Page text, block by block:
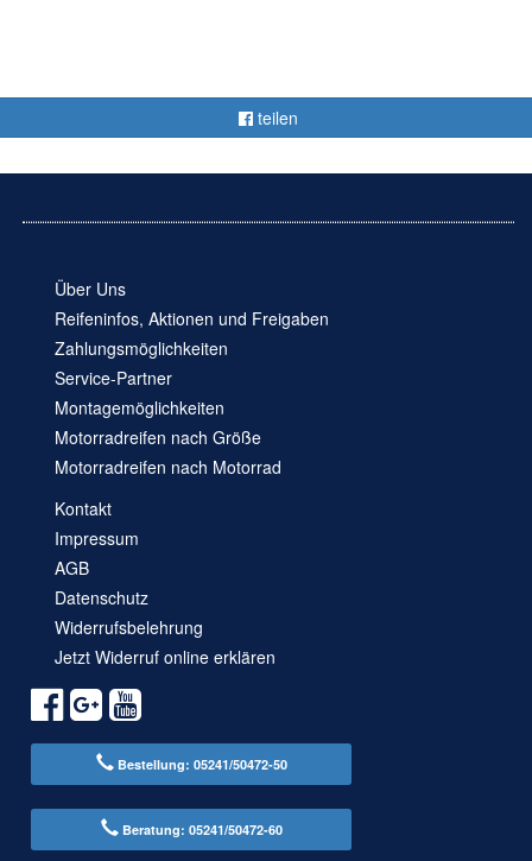
teilen
Über Uns
Reifeninfos, Aktionen und Freigaben
Zahlungsmöglichkeiten
Service-Partner
Montagemöglichkeiten
Motorradreifen nach Größe
Motorradreifen nach Motorrad
Kontakt
Impressum
AGB
Datenschutz
Widerrufsbelehrung
Jetzt Widerruf online erklären
Bestellung: 05241/50472-50
Beratung: 05241/50472-60